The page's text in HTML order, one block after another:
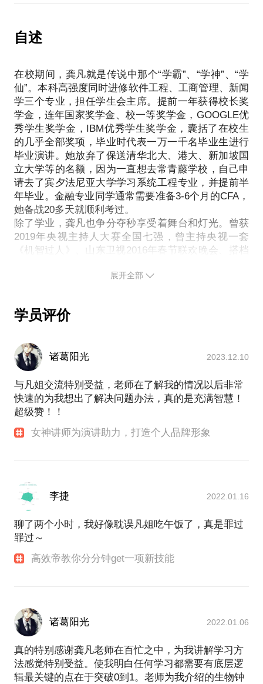
捷径的方法分享给你。
P.S. 在选择与我见面前，请把你的问题更具体化。毕
提前发给我，方便我做更精确的准备，提升见面效
率。期待与你的见面。
比赛等诸多课外活动，并均有突出表现。此外，喜欢
车横贯美国东西，样样不在话下。
我愿与您分享我成长的喜怒哀乐，国内学习时的连续
不眠不休，成功碾压美国佬的奇闻趣事，你目前有任
何求学阶段的苦恼我都愿意与您共同承担。
P.S. 在选择与我见面前，请把你的问题更具体化。毕
竟一小时的谈话只能解决一个小问题。请把你的问题
提前发给我，方便我做更精确的准备，提升见面效
问题：
公开场合发言胆怯；
误以为成为话题中心就能虏获人心。
我作为极北咖啡首位女神讲师，曾任新东方托福阅读
及日常听说教师，北美项目部的VIP教师，专门研究
有一套自己独到的丰富演讲内容的方法。参与主持全
球青年大会、常青藤中国论坛，直播报道全球互联网
大会等。还是上海世博会的VIP讲解员，接待中共常
委。
我愿意与你分享的内容包括：
克服演讲恐惧，丰富即兴演讲内容；
打造个人品牌，树立良好个人形象；
迅速融入新环境，寻找共同话题。
PS. 在选择与我见面前，请把你的问题更具体化。毕
提前发给我，方便我做更精确的准备，提升见面效
自述
在校期间，龚凡就是传说中那个“学霸”、“学神”、“学
仙”。本科高强度同时进修软件工程、工商管理、新闻
学三个专业，担任学生会主席。提前一年获得校长奖
学金，连年国家奖学金、校一等奖学金，GOOGLE优
秀学生奖学金，IBM优秀学生奖学金，囊括了在校生
的几乎全部奖项，毕业时代表一万一千名毕业生进行
毕业演讲。她放弃了保送清华北大、港大、新加坡国
立大学等的名额，因为一直想去常青藤学校，自己申
请去了宾夕法尼亚大学学习系统工程专业，并提前半
年毕业。金融专业同学通常需要准备3-6个月的CFA，
她备战20多天就顺利考过。
除了学业，龚凡也争分夺秒享受着舞台和灯光。曾获
2019年央视主持人大赛全国七强，曾主持央视一套
《机智过人》、山东卫视2016年春节联欢晚会、搭档
会、全球互联网大会、全球青年大会、中国青年媒体
播》全国18强、《让梦想飞》单场冠军；《芝麻开
了《学霸是怎样炼成的》录制访谈等等。
驾驶直升机、跳伞、潜水、马拉松，“生命在于运
动”这句话被她雕刻在每一日的时光里；舞蹈、篆刻、
剪纸、绘画、书法，她也样样在行，奔波中总要停下
来，安静地沉淀自己，滋补内心。
龚凡工作经历也非常丰富，曾在美国硅谷担任IT项目
首席咨询师，中国国际金融公司销售交易部风险分析
师，中信建投投行部金融分析师，新东方北美项目部
- 传送门 -
展开全部
学员评价
诸葛阳光 2023.12.10
与凡姐交流特别受益，老师在了解我的情况以后非常
快速的为我想出了解决问题办法，真的是充满智慧！
超级赞！！
女神讲师为演讲助力，打造个人品牌形象
李捷 2022.01.16
聊了两个小时，我好像耽误凡姐吃午饭了，真是罪过
罪过～
高效帝教你分分钟get一项新技能
诸葛阳光 2022.01.06
真的特别感谢龚凡老师在百忙之中，为我讲解学习方
法感觉特别受益。使我明白任何学习都需要有底层逻
辑最关键的点在于突破0到1。老师为我介绍的生物钟